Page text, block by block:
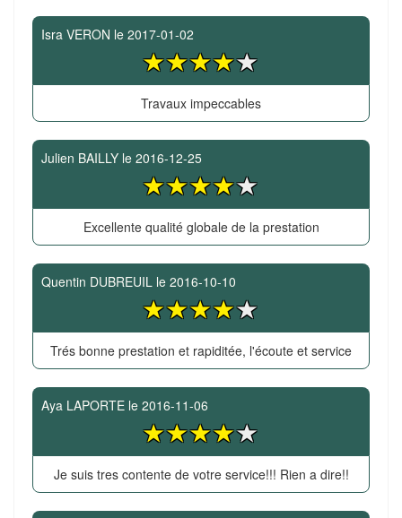
Isra VERON le 2017-01-02
Travaux impeccables
Julien BAILLY le 2016-12-25
Excellente qualité globale de la prestation
Quentin DUBREUIL le 2016-10-10
Trés bonne prestation et rapiditée, l'écoute et service
Aya LAPORTE le 2016-11-06
Je suis tres contente de votre service!!! Rien a dire!!